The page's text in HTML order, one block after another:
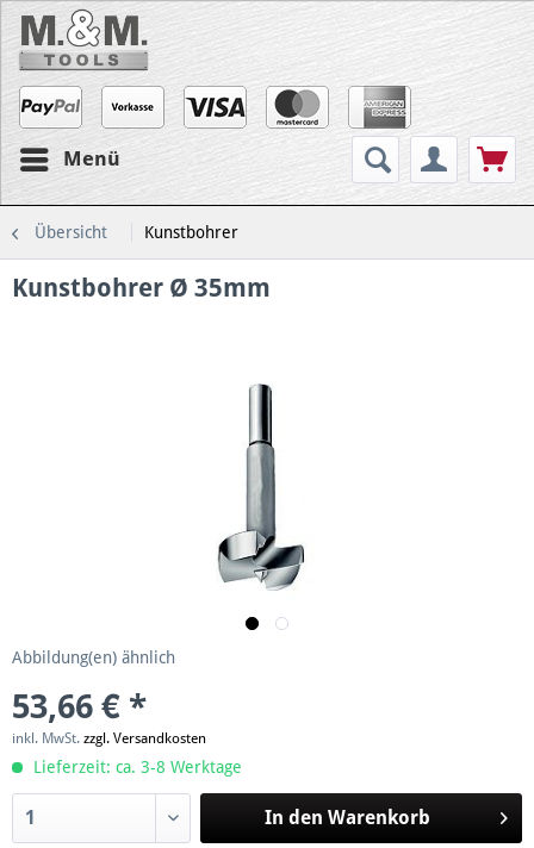
Menü
Übersicht Kunstbohrer
Kunstbohrer Ø 35mm
Abbildung(en) ähnlich
53,66 € *
inkl. MwSt. zzgl. Versandkosten
Lieferzeit: ca. 3-8 Werktage
In den Warenkorb